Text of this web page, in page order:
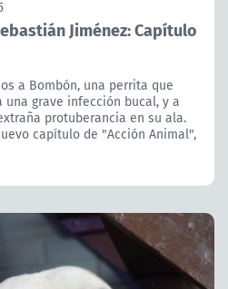
Jiménez: Capítulo
a Bombón, una perrita que
grave infección bucal, y a
protuberancia en su ala.
capítulo de "Acción Animal",